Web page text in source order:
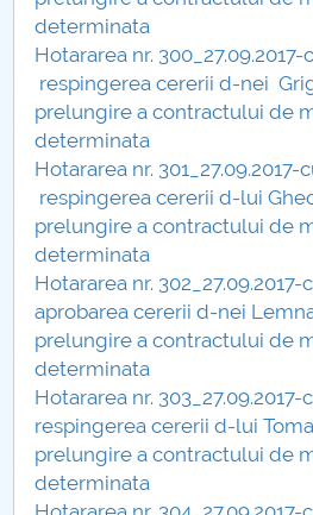
determinata
Hotararea nr.
respingerea cererii d-nei
prelungire a contractului de
determinata
Hotararea nr. 301_27.09.2017-
respingerea cererii d-lui
prelungire a contractului de
determinata
Hotararea nr.
aprobarea cererii d-nei
prelungire a contractului de
determinata
Hotararea nr.
respingerea cererii d-lui
prelungire a contractului de
determinata